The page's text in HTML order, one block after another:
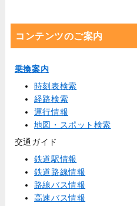
コンテンツのご案内
乗換案内
時刻表検索
経路検索
運行情報
地図・スポット検索
交通ガイド
鉄道駅情報
鉄道路線情報
路線バス情報
高速バス情報